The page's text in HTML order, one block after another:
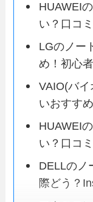
HUAWEI
い？口コ
LGのノー
め！初心
VAIO(バ
いおすす
HUAWEI
い？口コ
DELLのノ
際どう？